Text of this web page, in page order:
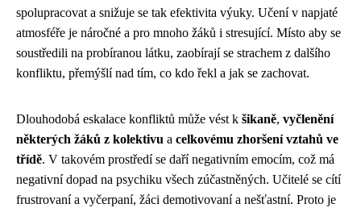
spolupracovat a snižuje se tak efektivita výuky. Učení v napjaté
atmosféře je náročné a pro mnoho žáků i stresující. Místo aby se
soustředili na probíranou látku, zaobírají se strachem z dalšího
konfliktu, přemýšlí nad tím, co kdo řekl a jak se zachovat.
Dlouhodobá eskalace konfliktů může vést k šikaně, vyčlenění
některých žáků z kolektivu a celkovému zhoršení vztahů ve
třídě. V takovém prostředí se daří negativním emocím, což má
negativní dopad na psychiku všech zúčastněných. Učitelé se cítí
frustrovaní a vyčerpaní, žáci demotivovaní a nešťastní. Proto je